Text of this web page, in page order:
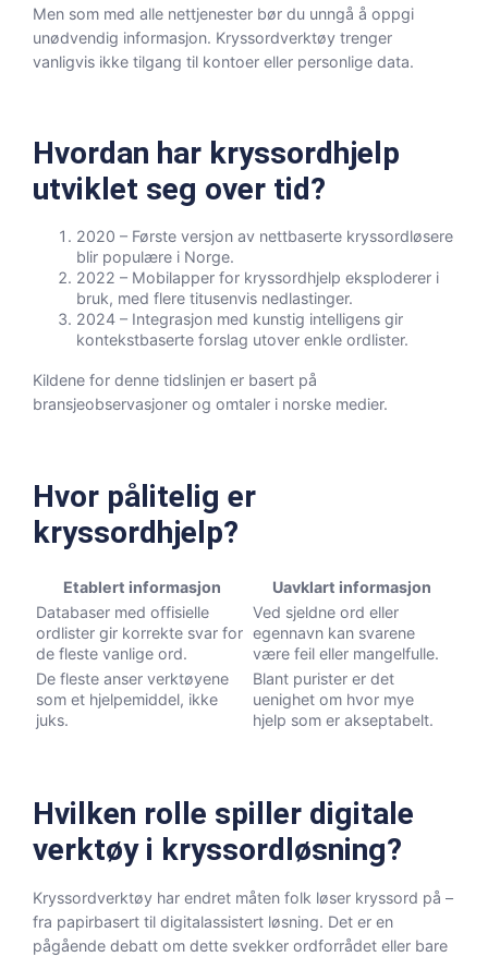
Men som med alle nettjenester bør du unngå å oppgi
unødvendig informasjon. Kryssordverktøy trenger
vanligvis ikke tilgang til kontoer eller personlige data.
Hvordan har kryssordhjelp
utviklet seg over tid?
2020 – Første versjon av nettbaserte kryssordløsere
blir populære i Norge.
2022 – Mobilapper for kryssordhjelp eksploderer i
bruk, med flere titusenvis nedlastinger.
2024 – Integrasjon med kunstig intelligens gir
kontekstbaserte forslag utover enkle ordlister.
Kildene for denne tidslinjen er basert på
bransjeobservasjoner og omtaler i norske medier.
Hvor pålitelig er
kryssordhjelp?
Etablert informasjon
Uavklart informasjon
Databaser med offisielle
ordlister gir korrekte svar for
de fleste vanlige ord.
Ved sjeldne ord eller
egennavn kan svarene
være feil eller mangelfulle.
De fleste anser verktøyene
som et hjelpemiddel, ikke
juks.
Blant purister er det
uenighet om hvor mye
hjelp som er akseptabelt.
Hvilken rolle spiller digitale
verktøy i kryssordløsning?
Kryssordverktøy har endret måten folk løser kryssord på –
fra papirbasert til digitalassistert løsning. Det er en
pågående debatt om dette svekker ordforrådet eller bare